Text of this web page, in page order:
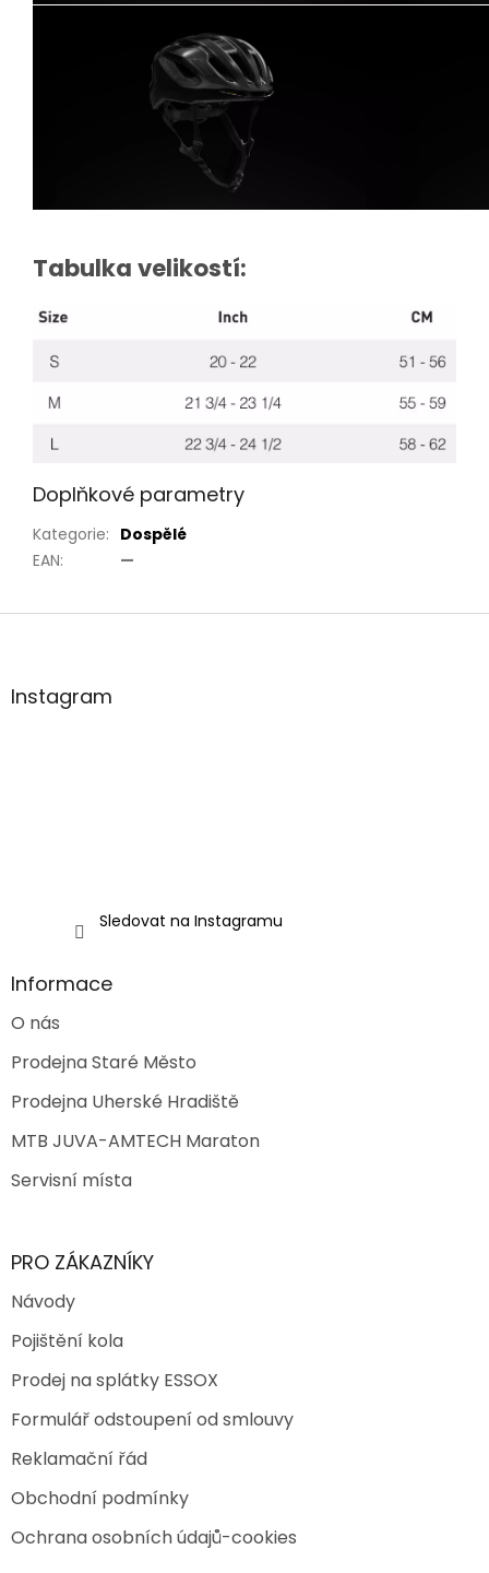
Tabulka velikostí:
Doplňkové parametry
Kategorie: Dospělé
EAN: —
Z
aInstagram
Sledovat na Instagramu
Informace
O nás
Prodejna Staré Město
Prodejna Uherské Hradiště
MTB JUVA-AMTECH Maraton
Servisní místa
PRO ZÁKAZNÍKY
Návody
Pojištění kola
Prodej na splátky ESSOX
Formulář odstoupení od smlouvy
Reklamační řád
Obchodní podmínky
Ochrana osobních údajů-cookies